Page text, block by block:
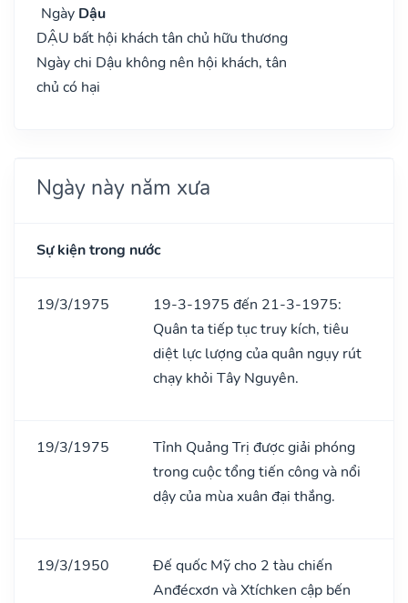
Ngày Dậu
DẬU bất hội khách tân chủ hữu thương
Ngày chi Dậu không nên hội khách, tân
chủ có hại
Ngày này năm xưa
Sự kiện trong nước
19/3/1975
19-3-1975 đến 21-3-1975:
Quân ta tiếp tục truy kích, tiêu
diệt lực lượng của quân ngụy rút
chạy khỏi Tây Nguyên.
19/3/1975
Tỉnh Quảng Trị được giải phóng
trong cuộc tổng tiến công và nổi
dậy của mùa xuân đại thắng.
19/3/1950
Đế quốc Mỹ cho 2 tàu chiến
Anđécxơn và Xtíchken cập bến